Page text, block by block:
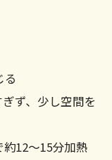
る
ず、少し空間を
12〜15分加熱